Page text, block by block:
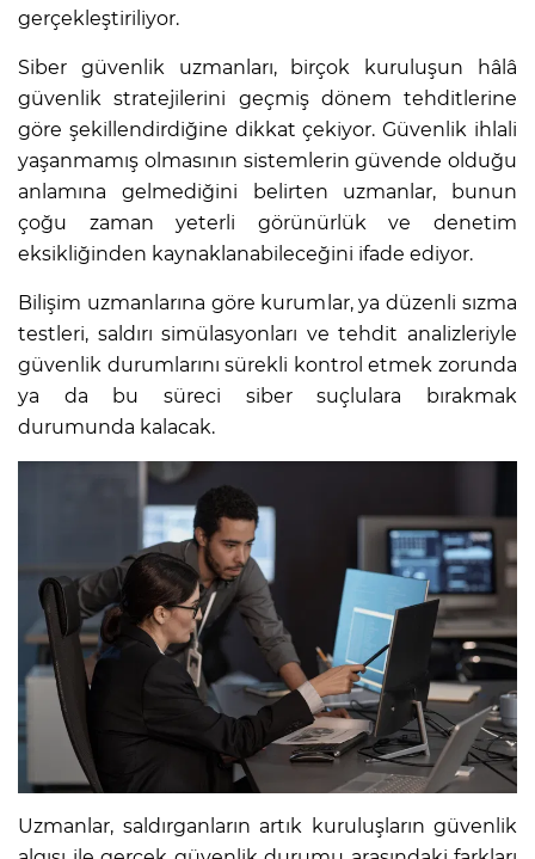
gerçekleştiriliyor.
Siber güvenlik uzmanları, birçok kuruluşun hâlâ
güvenlik stratejilerini geçmiş dönem tehditlerine
göre şekillendirdiğine dikkat çekiyor. Güvenlik ihlali
yaşanmamış olmasının sistemlerin güvende olduğu
anlamına gelmediğini belirten uzmanlar, bunun
çoğu zaman yeterli görünürlük ve denetim
eksikliğinden kaynaklanabileceğini ifade ediyor.
Bilişim uzmanlarına göre kurumlar, ya düzenli sızma
testleri, saldırı simülasyonları ve tehdit analizleriyle
güvenlik durumlarını sürekli kontrol etmek zorunda
ya da bu süreci siber suçlulara bırakmak
durumunda kalacak.
Uzmanlar, saldırganların artık kuruluşların güvenlik